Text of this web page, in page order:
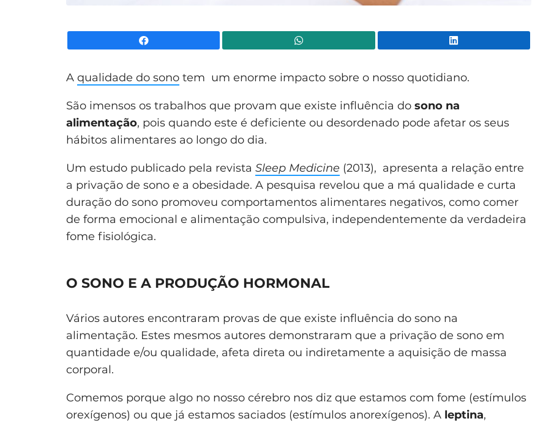
A qualidade do sono tem um enorme impacto sobre o nosso quotidiano.
São imensos os trabalhos que provam que existe influência do sono na
alimentação, pois quando este é deficiente ou desordenado pode afetar os seus
hábitos alimentares ao longo do dia.
Um estudo publicado pela revista Sleep Medicine (2013), apresenta a relação entre
a privação de sono e a obesidade. A pesquisa revelou que a má qualidade e curta
duração do sono promoveu comportamentos alimentares negativos, como comer
de forma emocional e alimentação compulsiva, independentemente da verdadeira
fome fisiológica.
O SONO E A PRODUÇÃO HORMONAL
Vários autores encontraram provas de que existe influência do sono na
alimentação. Estes mesmos autores demonstraram que a privação de sono em
quantidade e/ou qualidade, afeta direta ou indiretamente a aquisição de massa
corporal.
Comemos porque algo no nosso cérebro nos diz que estamos com fome (estímulos
orexígenos) ou que já estamos saciados (estímulos anorexígenos). A leptina,